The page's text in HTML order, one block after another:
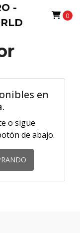
-
0
en
o sigue
de abajo.